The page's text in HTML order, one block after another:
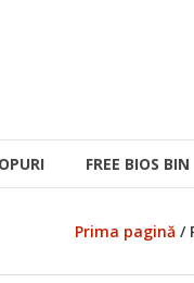
FREE BIOS BIN
Prima pagină /